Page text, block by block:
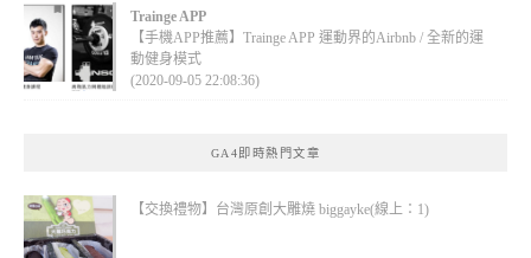
Trainge APP
【手機APP推薦】Trainge APP 運動界的Airbnb / 全新的運
動健身模式
(2020-09-05 22:08:36)
GA4即時熱門文章
【交換禮物】台灣原創大雕燒 biggayke(線上：1)